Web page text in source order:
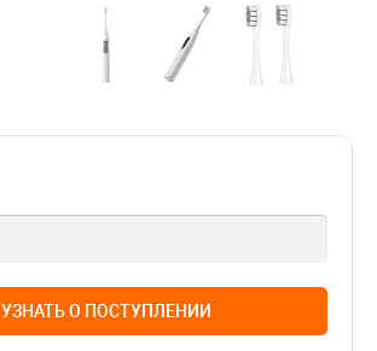
УЗНАТЬ О ПОСТУПЛЕНИИ